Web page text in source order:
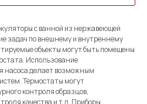
с ванной из нержавеющей
задач по внешнему и внутреннему
объекты могут быть помещены
Использование
насоса делает возможным
Термостаты могут
контроля образцов,
качества и т.д. Приборы